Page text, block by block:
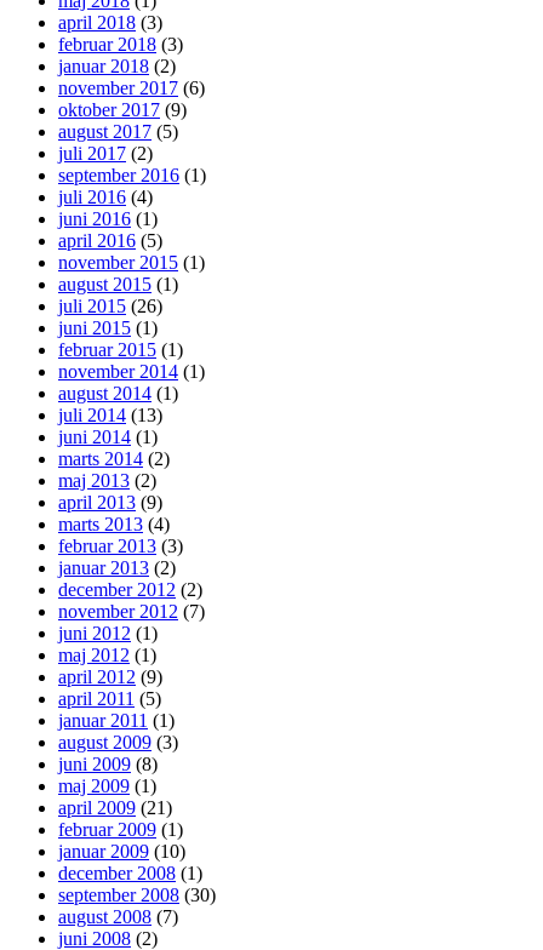
april 2018 (3)
februar 2018 (3)
januar 2018 (2)
november 2017 (6)
oktober 2017 (9)
august 2017 (5)
juli 2017 (2)
september 2016 (1)
juli 2016 (4)
juni 2016 (1)
april 2016 (5)
november 2015 (1)
august 2015 (1)
juli 2015 (26)
juni 2015 (1)
februar 2015 (1)
november 2014 (1)
august 2014 (1)
juli 2014 (13)
juni 2014 (1)
marts 2014 (2)
maj 2013 (2)
april 2013 (9)
marts 2013 (4)
februar 2013 (3)
januar 2013 (2)
december 2012 (2)
november 2012 (7)
juni 2012 (1)
maj 2012 (1)
april 2012 (9)
april 2011 (5)
januar 2011 (1)
august 2009 (3)
juni 2009 (8)
maj 2009 (1)
april 2009 (21)
februar 2009 (1)
januar 2009 (10)
december 2008 (1)
september 2008 (30)
august 2008 (7)
juni 2008 (2)